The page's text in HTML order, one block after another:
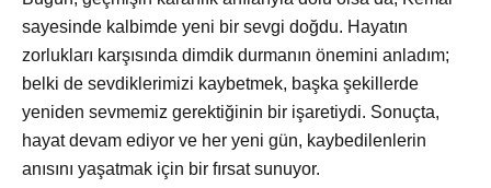
sayesinde kalbimde yeni bir sevgi doğdu. Hayatın
zorlukları karşısında dimdik durmanın önemini anladım;
belki de sevdiklerimizi kaybetmek, başka şekillerde
yeniden sevmemiz gerektiğinin bir işaretiydi. Sonuçta,
hayat devam ediyor ve her yeni gün, kaybedilenlerin
anısını yaşatmak için bir fırsat sunuyor.